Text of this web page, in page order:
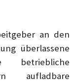
an den
überlassene
betriebliche
aufladbare